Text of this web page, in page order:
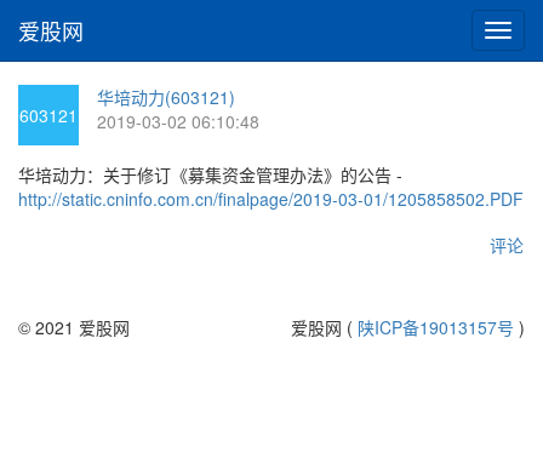
切
换
爱股网
603121
华培动力(603121)
2019-03-02 06:10:48
华培动力：关于修订《募集资金管理办法》的公告 -
http://static.cninfo.com.cn/finalpage/2019-03-01/1205858502.PDF
评论
© 2021 爱股网 爱股网 ( 陕ICP备19013157号 )